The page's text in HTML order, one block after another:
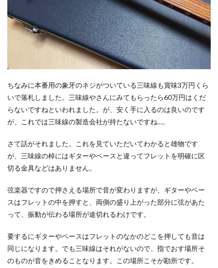
ちなみに本番用の象牙のネジがついている三味線も賞味3万円くら
いで落札しました。三味線やさんにみてもらったら60万円はくだ
らないですねといわれました。が、安く手に入るのは良いのです
が、これでは三味線の製造会社が持たないですね…。
さて話がそれました。これを見ていただいてわかると雄物です
が、三味線の棹にはギターやベースと違ってフレットを明確に区
切る金具などはありません。
弦楽器ですので押さえる場所で音が変わりますが、ギターやベー
スはフレットの中を押すと、両側の盛り上がった部分に弦があた
って、振動が伝わる場所が途切れるわけです。
要するにギターやベースはフレットのなかのどこを押しても音は
同じになります。でも三味線はそれがないので、指でおす場所そ
のものが音をきめることなります。この場所こそが勘所です。